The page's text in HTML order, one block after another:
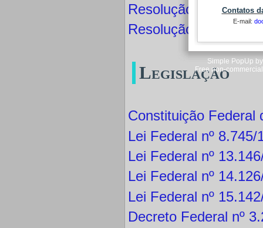
Resolução CEG nº
Resolução CEG nº
Legislação
Constituição Federal
Lei Federal nº 8.745/
Lei Federal nº
Lei Federal nº
Lei Federal nº
Decreto Federal nº
Contatos
E-mail:
Simple PopUp
Free non-